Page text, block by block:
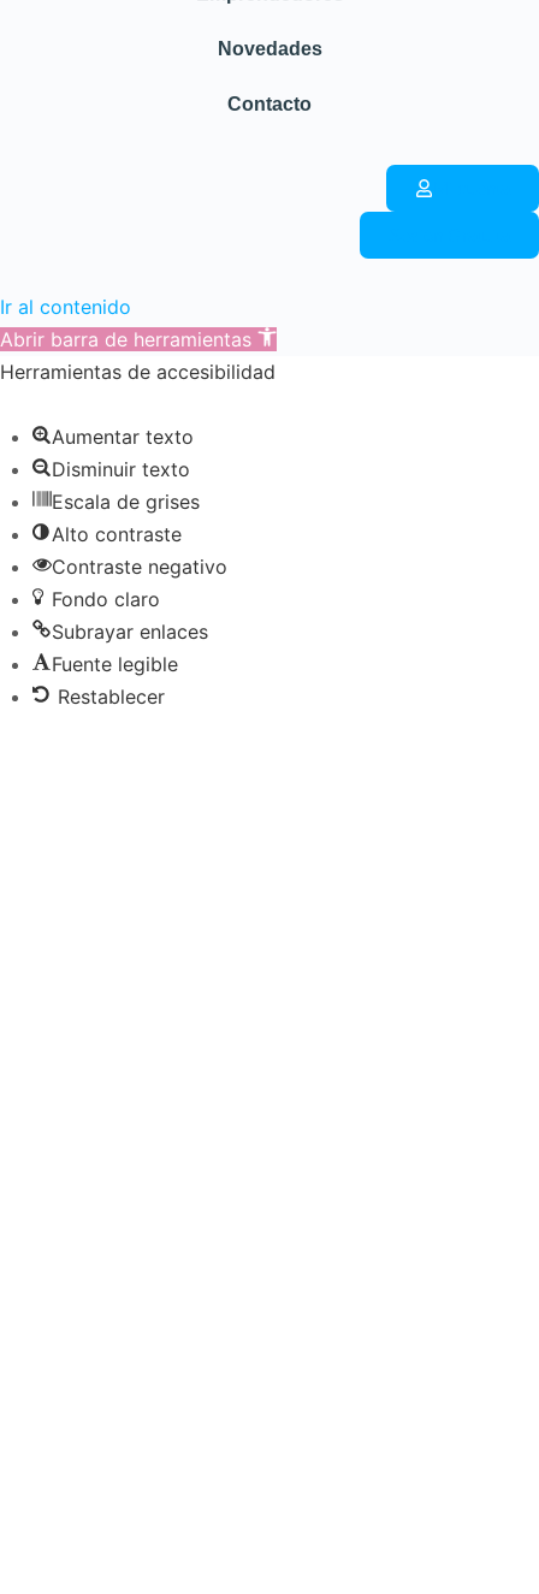
Novedades
Contacto
Ir al contenido
Abrir barra de herramientas
Herramientas de accesibilidad
Aumentar texto
Disminuir texto
Escala de grises
Alto contraste
Contraste negativo
Fondo claro
Subrayar enlaces
Fuente legible
Restablecer